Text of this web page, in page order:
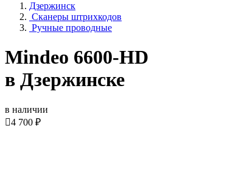
Дзержинск
Сканеры штрихкодов
Ручные проводные
Mindeo 6600-HD
в Дзержинске
в наличии
4 700 ₽